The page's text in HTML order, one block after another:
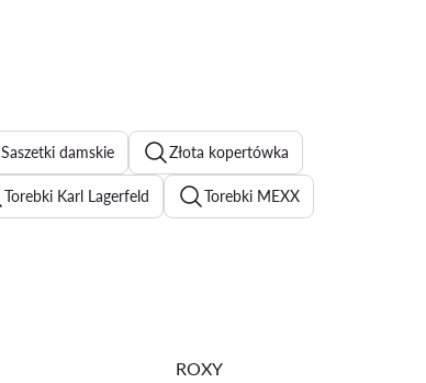
Saszetki damskie Złota kopertówka
Torebki Karl Lagerfeld Torebki MEXX
ROXY